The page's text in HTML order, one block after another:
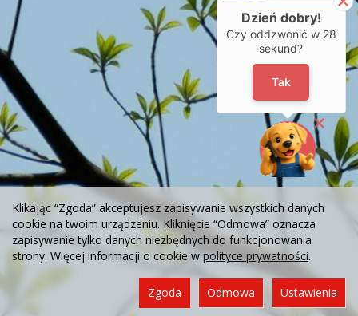
Klikając “Zgoda” akceptujesz zapisywanie wszystkich danych
cookie na twoim urządzeniu. Kliknięcie “Odmowa” oznacza
zapisywanie tylko danych niezbędnych do funkcjonowania
strony. Więcej informacji o cookie wpolityce prywatności.
Ustawienia
Odmowa
Zgoda
Dzień dobry!
Czy oddzwonić w 28
sekund?
Tak